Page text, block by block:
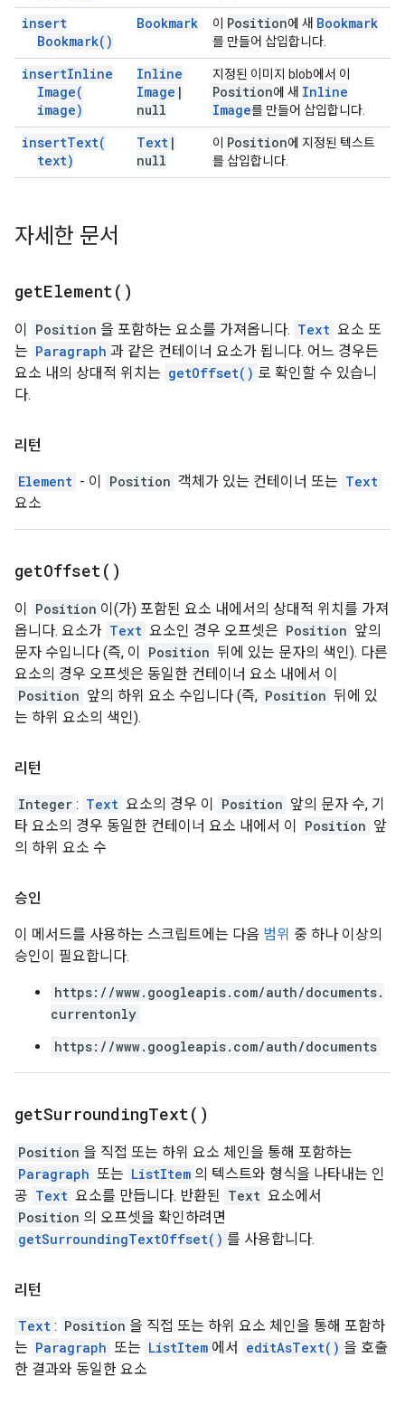
insert
Bookmark( )
Bookmark 이 Position에 새 Bookmark
를 만들어 삽입합니다.
insertInline
Image(
image)
Inline
Image |
null
지정된 이미지 blob에서 이
Position에 새 Inline
Image를 만들어 삽입합니다.
insertText(
text)
Text |
null
이 Position에 지정된 텍스트
를 삽입합니다.
자세한 문서
getElement( )
이 Position 을 포함하는 요소를 가져옵니다. Text 요소 또
는 Paragraph 과 같은 컨테이너 요소가 됩니다. 어느 경우든
요소 내의 상대적 위치는 getOffset() 로 확인할 수 있습니
다.
리턴
Element - 이 Position 객체가 있는 컨테이너 또는 Text
요소
getOffset( )
이 Position 이(가) 포함된 요소 내에서의 상대적 위치를 가져
옵니다. 요소가 Text 요소인 경우 오프셋은 Position 앞의
문자 수입니다 (즉, 이
Position 뒤에 있는 문자의 색인). 다른
요소의 경우 오프셋은 동일한 컨테이너 요소 내에서 이
Position 앞의 하위 요소 수입니다 (즉, Position 뒤에 있
는 하위 요소의 색인).
리턴
Integer : Text 요소의 경우 이 Position 앞의 문자 수, 기
타 요소의 경우 동일한 컨테이너 요소 내에서 이
Position 앞
의 하위 요소 수
승인
이 메서드를 사용하는 스크립트에는 다음 범위 중 하나 이상의
승인이 필요합니다.
https://www.googleapis.com/auth/documents.
currentonly
https://www.googleapis.com/auth/documents
getSurroundingText( )
Position 을 직접 또는 하위 요소 체인을 통해 포함하는
Paragraph 또는 ListItem 의 텍스트와 형식을 나타내는 인
공 Text 요소를 만듭니다. 반환된 Text 요소에서
Position 의 오프셋을 확인하려면
getSurroundingTextOffset() 를 사용합니다.
리턴
Text : Position 을 직접 또는 하위 요소 체인을 통해 포함하
는 Paragraph 또는 ListItem 에서 editAsText() 을 호출
한 결과와 동일한 요소